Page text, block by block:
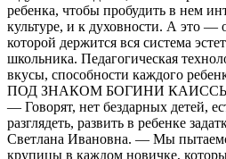
ребенка, чтобы пробудить в нем
культуре, и к духовности. А это —
которой держится вся система
школьника. Педагогическая
вкусы, способности каждого
ПОД ЗНАКОМ БОГИНИ
— Говорят, нет бездарных детей,
разглядеть, развить в ребенке
Светлана Ивановна. — Мы
крупицы в каждом новичке,